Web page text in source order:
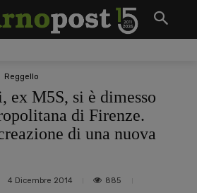
Reggello
ex M5S, si è dimesso
di Firenze.
di una nuova
4 Dicembre 2014 885